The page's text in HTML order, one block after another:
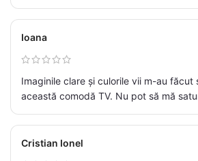
Ioana
Imaginile clare și culorile vii m-au făcut
această comodă TV. Nu pot să mă
Cristian Ionel